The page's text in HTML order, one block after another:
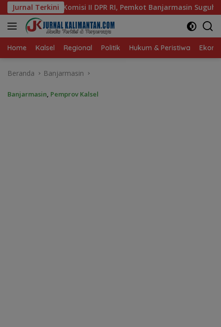
Langsung
ke
konten
Jurnal Terkini
Banjarmasin Suguhkan Cita Rasa Khas Banjar
Home Kalsel Regional Politik Hukum & Peristiwa
Beranda Banjarmasin
Banjarmasin, Pemprov Kalsel